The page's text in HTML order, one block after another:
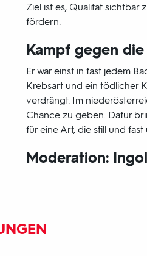
Ziel ist es, Qualität sichtbar
fördern.
Kampf gegen
Er war einst in fast jedem
Krebsart und ein tödlicher
verdrängt. Im
Chance zu geben. Dafür
für eine Art, die still und
Moderation: